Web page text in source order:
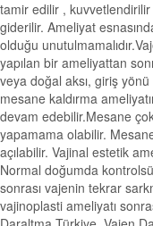
tamir edilir , kuvvetlendirilir
giderilir. Ameliyat
olduğu
yapılan bir ameliyattan
veya doğal aksı, giriş
mesane kaldırma
devam edebilir.Mesane
yapamama olabilir.
açılabilir. Vajinal estetik
Normal doğumda
sonrası vajenin tekrar
vajinoplasti ameliyatı